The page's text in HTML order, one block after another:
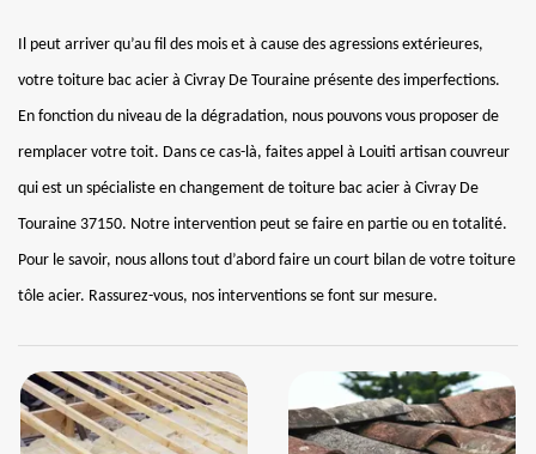
Il peut arriver qu’au fil des mois et à cause des agressions extérieures,
votre toiture bac acier à Civray De Touraine présente des imperfections.
En fonction du niveau de la dégradation, nous pouvons vous proposer de
remplacer votre toit. Dans ce cas-là, faites appel à Louiti artisan couvreur
qui est un spécialiste en changement de toiture bac acier à Civray De
Touraine 37150. Notre intervention peut se faire en partie ou en totalité.
Pour le savoir, nous allons tout d’abord faire un court bilan de votre toiture
tôle acier. Rassurez-vous, nos interventions se font sur mesure.